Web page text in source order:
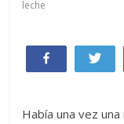
leche
Compartir
Había una vez